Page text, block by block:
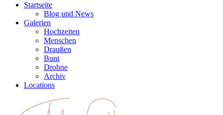
Startseite
Blog und News
Galerien
Hochzeiten
Menschen
Draußen
Bunt
Drohne
Archiv
Locations